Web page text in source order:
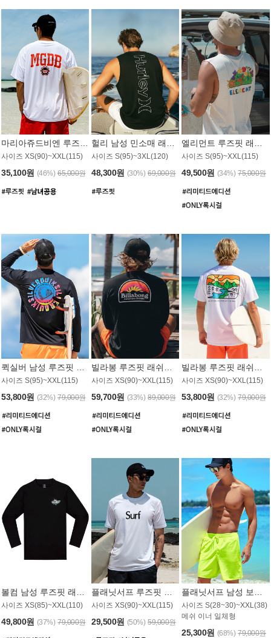
사이즈 XS(90)~XXL(115)
35,100원 (46%) 65,000원
사이즈 S(95)~3XL(120)
48,300원 (30%) 69,000원
사이즈 S(95)~XXL(115)
49,500원 (34%) 75,000원
사이즈 S(95)~XXL(115)
53,800원 (32%) 79,000원
사이즈 XS(90)~XXL(115)
59,700원 (33%) 89,000원
사이즈 XS(90)~XXL(115)
53,800원 (32%) 79,000원
사이즈 XS(85)~XXL(110)
49,800원 (37%) 79,000원
사이즈 XS(90)~XXL(115)
29,500원 (50%) 59,000원
사이즈 S(28~30)~XXL(38)
메쉬 이너 일체형
25,300원 (68%) 79,000원